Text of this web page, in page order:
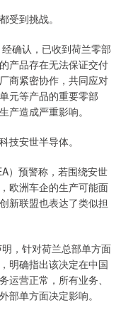
受到挑战。
确认，已收到荷兰零部
产品存在无法保证交付
商紧密协作，共同应对
元等产品的重要零部
产造成严重影响。
技安世半导体。
）预警称，若围绕安世
欧洲车企的生产可能面
新联盟也表达了类似担
，针对荷兰总部单方面
明确指出该决定在中国
营正常，所有业务、
部单方面决定影响。